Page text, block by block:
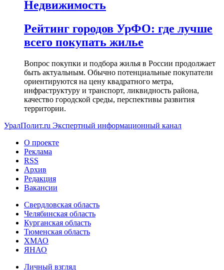
Недвижимость
Рейтинг городов УрФО: где лучше
всего покупать жилье
Вопрос покупки и подбора жилья в России продолжает
быть актуальным. Обычно потенциальные покупатели
ориентируются на цену квадратного метра,
инфраструктуру и транспорт, ликвидность района,
качество городской среды, перспективы развития
территории.
УралПолит.ru Экспертный информационный канал
О проекте
Реклама
RSS
Архив
Редакция
Вакансии
Свердловская область
Челябинская область
Курганская область
Тюменская область
ХМАО
ЯНАО
Личный взгляд